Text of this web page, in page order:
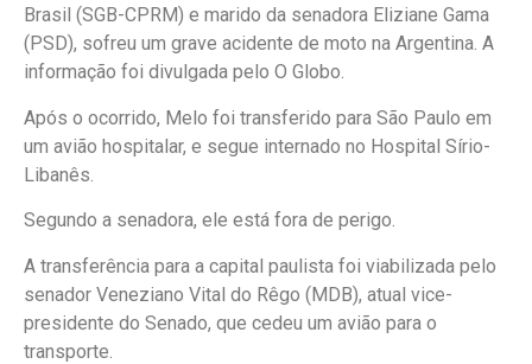
Brasil (SGB-CPRM) e marido da senadora Eliziane Gama
(PSD), sofreu um grave acidente de moto na Argentina. A
informação foi divulgada pelo O Globo.
Após o ocorrido, Melo foi transferido para São Paulo em
um avião hospitalar, e segue internado no Hospital Sírio-
Libanês.
Segundo a senadora, ele está fora de perigo.
A transferência para a capital paulista foi viabilizada pelo
senador Veneziano Vital do Rêgo (MDB), atual vice-
presidente do Senado, que cedeu um avião para o
transporte.